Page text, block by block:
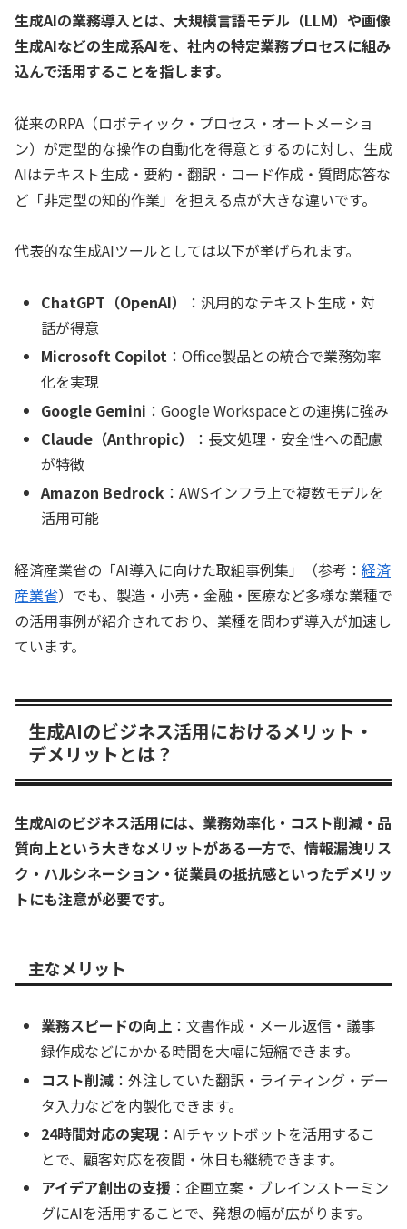
生成AIの業務導入とは、大規模言語モデル（LLM）や画像
生成AIなどの生成系AIを、社内の特定業務プロセスに組み
込んで活用することを指します。
従来のRPA（ロボティック・プロセス・オートメーショ
ン）が定型的な操作の自動化を得意とするのに対し、生成
AIはテキスト生成・要約・翻訳・コード作成・質問応答な
ど「非定型の知的作業」を担える点が大きな違いです。
代表的な生成AIツールとしては以下が挙げられます。
ChatGPT（OpenAI）
：汎用的なテキスト生成・対
話が得意
Microsoft Copilot ：Office製品との統合で業務効率
化を実現
Google Gemini ：Google Workspaceとの連携に強み
Claude（Anthropic）
：長文処理・安全性への配慮
が特徴
Amazon Bedrock ：AWSインフラ上で複数モデルを
活用可能
経済産業省の「AI導入に向けた取組事例集」（参考： 経済
産業省）でも、製造・小売・金融・医療など多様な業種で
の活用事例が紹介されており、業種を問わず導入が加速し
ています。
生成AIのビジネス活用におけるメリット・
デメリットとは？
生成AIのビジネス活用には、業務効率化・コスト削減・品
質向上という大きなメリットがある一方で、情報漏洩リス
ク・ハルシネーション・従業員の抵抗感といったデメリッ
トにも注意が必要です。
主なメリット
業務スピードの向上 ：文書作成・メール返信・議事
録作成などにかかる時間を大幅に短縮できます。
コスト削減 ：外注していた翻訳・ライティング・デー
タ入力などを内製化できます。
24時間対応の実現 ：AIチャットボットを活用するこ
とで、顧客対応を夜間・休日も継続できます。
アイデア創出の支援 ：企画立案・ブレインストーミン
グにAIを活用することで、発想の幅が広がります。